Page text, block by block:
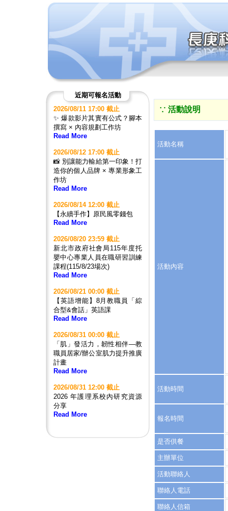
近期可報名活動
2026/08/11 17:00 截止
✨ 爆款影片其實有公式？腳本
撰寫 × 內容規劃工作坊
Read More
2026/08/12 17:00 截止
📸 別讓能力輸給第一印象！打
造你的個人品牌 × 專業形象工
作坊
Read More
2026/08/14 12:00 截止
【永續手作】原民風零錢包
Read More
2026/08/20 23:59 截止
新北市政府社會局115年度托
嬰中心專業人員在職研習訓練
課程(115/8/23場次)
Read More
2026/08/21 00:00 截止
【英語增能】8月教職員「綜
合型&會話」英語課
Read More
2026/08/31 00:00 截止
「肌」發活力，韌性相伴—教
職員居家/辦公室肌力提升推廣
計畫
Read More
2026/08/31 12:00 截止
2026 年護理系校內研究資源
分享
Read More
∵ 活動說明
活動名稱
活動內容
活動時間
報名時間
是否供餐
主辦單位
活動聯絡人
聯絡人電話
聯絡人信箱